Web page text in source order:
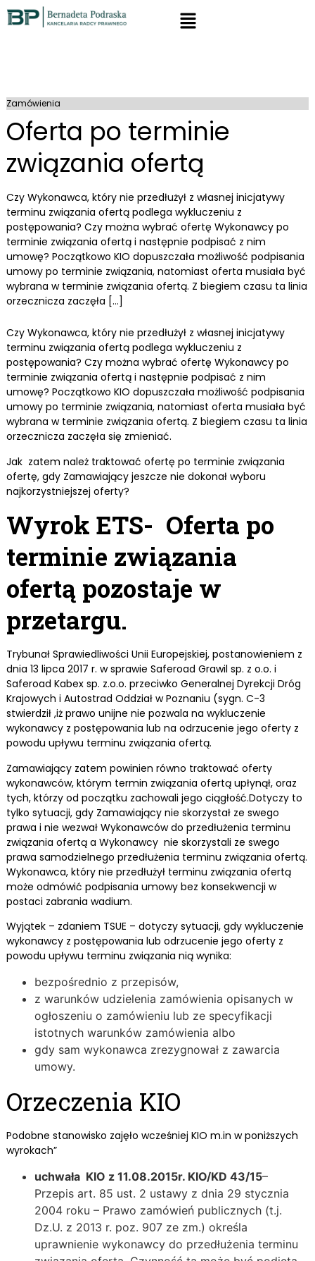
Zamówienia
Oferta po terminie
związania ofertą
Czy Wykonawca, który nie przedłużył z własnej inicjatywy
terminu związania ofertą podlega wykluczeniu z
postępowania? Czy można wybrać ofertę Wykonawcy po
terminie związania ofertą i następnie podpisać z nim
umowę? Początkowo KIO dopuszczała możliwość podpisania
umowy po terminie związania, natomiast oferta musiała być
wybrana w terminie związania ofertą. Z biegiem czasu ta linia
orzecznicza zaczęła […]
Czy Wykonawca, który nie przedłużył z własnej inicjatywy
terminu związania ofertą podlega wykluczeniu z
postępowania? Czy można wybrać ofertę Wykonawcy po
terminie związania ofertą i następnie podpisać z nim
umowę? Początkowo KIO dopuszczała możliwość podpisania
umowy po terminie związania, natomiast oferta musiała być
wybrana w terminie związania ofertą. Z biegiem czasu ta linia
orzecznicza zaczęła się zmieniać.
Jak zatem należ traktować ofertę po terminie związania
ofertę, gdy Zamawiający jeszcze nie dokonał wyboru
najkorzystniejszej oferty?
Wyrok ETS- Oferta po
terminie związania
ofertą pozostaje w
przetargu.
Trybunał Sprawiedliwości Unii Europejskiej, postanowieniem z
dnia 13 lipca 2017 r. w sprawie Saferoad Grawil sp. z o.o. i
Saferoad Kabex sp. z.o.o. przeciwko Generalnej Dyrekcji Dróg
Krajowych i Autostrad Oddział w Poznaniu (sygn. C-3
stwierdził ,iż prawo unijne nie pozwala na wykluczenie
wykonawcy z postępowania lub na odrzucenie jego oferty z
powodu upływu terminu związania ofertą.
Zamawiający zatem powinien równo traktować oferty
wykonawców, którym termin związania ofertą upłynął, oraz
tych, którzy od początku zachowali jego ciągłość.Dotyczy to
tylko sytuacji, gdy Zamawiający nie skorzystał ze swego
prawa i nie wezwał Wykonawców do przedłużenia terminu
związania ofertą a Wykonawcy nie skorzystali ze swego
prawa samodzielnego przedłużenia terminu związania ofertą.
Wykonawca, który nie przedłużył terminu związania ofertą
może odmówić podpisania umowy bez konsekwencji w
postaci zabrania wadium.
Wyjątek – zdaniem TSUE – dotyczy sytuacji, gdy wykluczenie
wykonawcy z postępowania lub odrzucenie jego oferty z
powodu upływu terminu związania nią wynika:
bezpośrednio z przepisów,
z warunków udzielenia zamówienia opisanych w
ogłoszeniu o zamówieniu lub ze specyfikacji
istotnych warunków zamówienia albo
gdy sam wykonawca zrezygnował z zawarcia
umowy.
Orzeczenia KIO
Podobne stanowisko zajęło wcześniej KIO m.in w poniższych
wyrokach”
uchwała KIO z 11.08.2015r. KIO/KD 43/15–
Przepis art. 85 ust. 2 ustawy z dnia 29 stycznia
2004 roku – Prawo zamówień publicznych (t.j.
Dz.U. z 2013 r. poz. 907 ze zm.) określa
uprawnienie wykonawcy do przedłużenia terminu